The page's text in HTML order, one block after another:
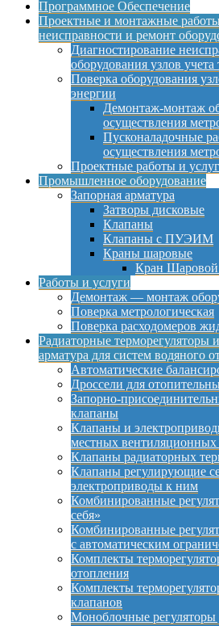
Программное Обеспечение
Проектные и монтажные
неисправности и ремонт
Диагностирование
оборудования узлов
Поверка оборудования
энергии
Демонтаж-монтаж
осуществления
Пусконаладочные
осуществления
Проектные работы и
Промышленное оборудование
Запорная арматура
Затворы дисковые
Клапаны
Клапаны с ПУЭИМ
Краны шаровые
Кран
Работы и услуги
Демонтаж — монтаж
Поверка метрологическая
Поверка расходомеров
Радиаторные терморегуляторы
арматура для систем водяного
Автоматические
Дроссели для
Запорно-
клапаны
Клапаны и
местных вентиляционных
Клапаны радиаторных
Клапаны регулирующие
электроприводы к ним
Комбинированные
себя»
Комбинированные
с автоматическим
Комплекты
отопления
Комплекты
клапанов
Моноблочные регуляторы